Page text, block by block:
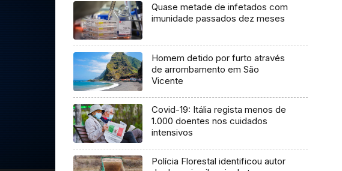
Quase metade de infetados com
imunidade passados dez meses
Homem detido por furto através
de arrombamento em São
Vicente
Covid-19: Itália regista menos de
1.000 doentes nos cuidados
intensivos
Polícia Florestal identificou autor